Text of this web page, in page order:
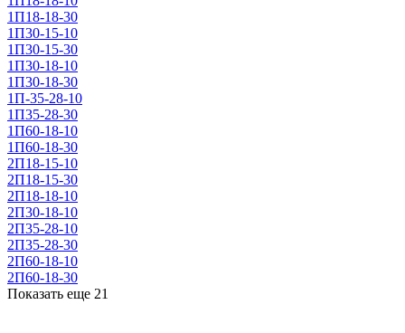
1П18-18-30
1П30-15-10
1П30-15-30
1П30-18-10
1П30-18-30
1П-35-28-10
1П35-28-30
1П60-18-10
1П60-18-30
2П18-15-10
2П18-15-30
2П18-18-10
2П30-18-10
2П35-28-10
2П35-28-30
2П60-18-10
2П60-18-30
Показать еще 21